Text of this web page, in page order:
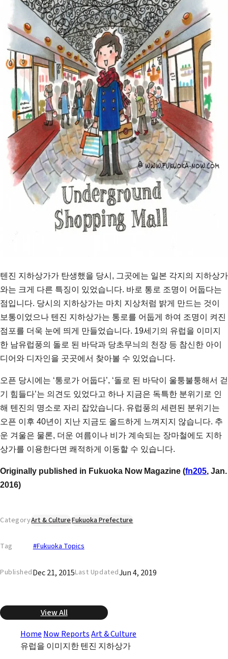
텐진 지하상가가 탄생했을 당시, 그곳에는 일본 각지의 지하상가
와는 크게 다른 특징이 있었습니다. 바로 통로 조명이 어둡다는
점입니다. 당시의 지하상가는 마치 지상처럼 밝게 만드는 것이
보통이었으나 텐진 지하상가는 통로를 어둡게 하여 조명이 켜진
점포를 더욱 눈에 띄게 만들었습니다. 19세기의 유럽을 이미지
한 남유럽풍의 돌로 된 바닥과 당초무늬의 천장 등 참신한 아이
디어와 디자인을 곳곳에서 찾아볼 수 있었습니다.
오픈 당시에는 ‘통로가 어둡다’, ‘돌로 된 바닥이 울퉁불퉁해서 걷
기 힘들다’는 의견도 있었다고 하나 지금은 독특한 분위기로 인
해 텐진의 명소로 자리 잡았습니다. 유럽풍의 세련된 분위기는
오픈 이후 40년이 지난 지금도 올드하게 느껴지지 않습니다. 추
운 겨울은 물론, 더운 여름이나 비가 계속되는 장마철에도 지하
상가를 이용한다면 쾌적하게 이동할 수 있습니다.
Originally published in Fukuoka Now Magazine (fn205, Jan.
2016)
CategoryArt & CultureFukuoka Prefecture
Tag #Fukuoka Topics
PublishedDec 21, 2015Last UpdatedJun 4, 2019
View All
Home Now ReportsArt & Culture
유럽을 이미지한 텐진 지하상가